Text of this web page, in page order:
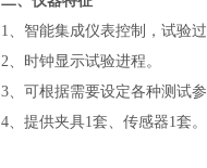
1、智能集成仪表控制，试验过
2、时钟显示试验进程。
3、可根据需要设定各种测试
4、提供夹具1套、传感器1套。